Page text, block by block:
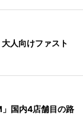
人向けファスト
国内4店舗目の路